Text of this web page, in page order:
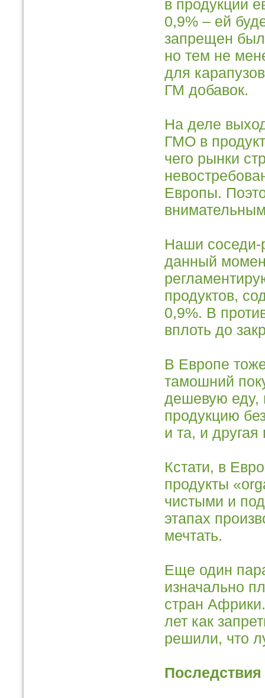
в продукции
0,9% – ей
запрещен
но тем не
для
ГМ добавок.
На деле
ГМО в
чего рынки
Европы.
Наши соседи-
данный
продуктов,
0,9%. В
вплоть до
В Европе
тамошний
дешевую еду,
продукцию
и та, и
Кстати, в
продукты
чистыми и
этапах
мечтать.
Еще один
изначально
стран
лет как
решили, что